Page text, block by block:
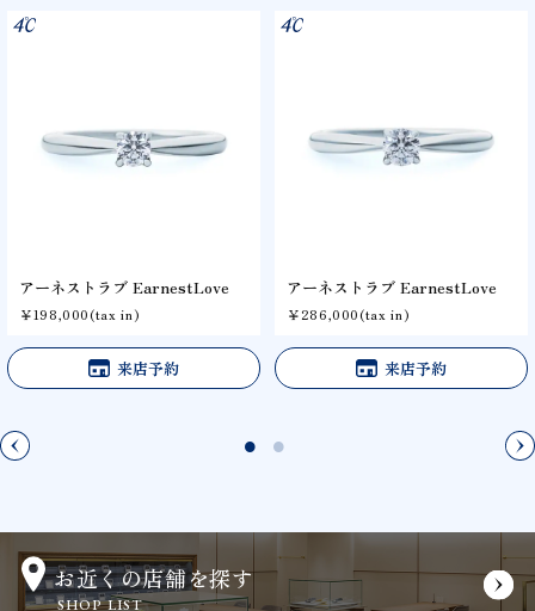
アーネストラブ EarnestLove
￥198,000(tax in)
来店予約
アーネストラブ EarnestLove
￥286,000(tax in)
来店予約
お近くの店舗を探す
SHOP LIST